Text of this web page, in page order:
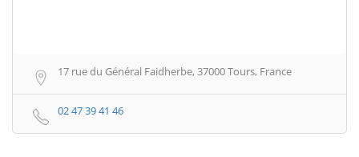
17 rue du Général Faidherbe, 37000 Tours, France
02 47 39 41 46